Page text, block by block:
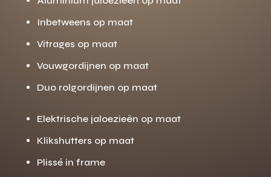
Inbetweens op maat
Vitrages op maat
Vouwgordijnen op maat
Duo rolgordijnen op maat
Elektrische jaloezieën op maat
Klikshutters op maat
Plissé in frame